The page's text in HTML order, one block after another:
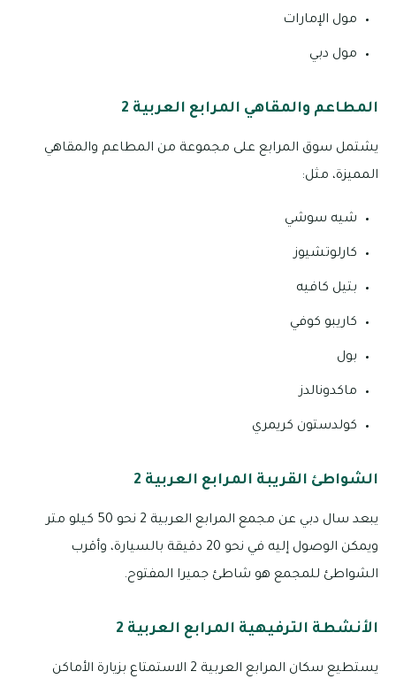
مول الإمارات
مول دبي
المطاعم والمقاهي المرابع العربية 2
يشتمل سوق المرابع على مجموعة من المطاعم والمقاهي
المميزة، مثل:
شيه سوشي
كارلوتشيوز
بتيل كافيه
كاريبو كوفي
بول
ماكدونالدز
كولدستون كريمري
الشواطئ القريبة المرابع العربية 2
يبعد سال دبي عن مجمع المرابع العربية 2 نحو 50 كيلو متر
ويمكن الوصول إليه في نحو 20 دقيقة بالسيارة، وأقرب
الشواطئ للمجمع هو شاطئ جميرا المفتوح.
الأنشطة الترفيهية المرابع العربية 2
يستطيع سكان المرابع العربية 2 الاستمتاع بزيارة الأماكن